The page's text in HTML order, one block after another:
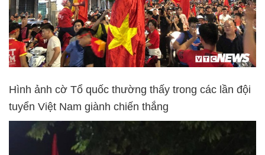
Hình ảnh cờ Tổ quốc thường thấy trong các lần đội
tuyển Việt Nam giành chiến thắng